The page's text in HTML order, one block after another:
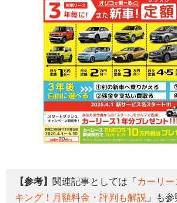
【参考】 関連記事としては「 カーリ
キング！月額料金・評判も解説 」も参